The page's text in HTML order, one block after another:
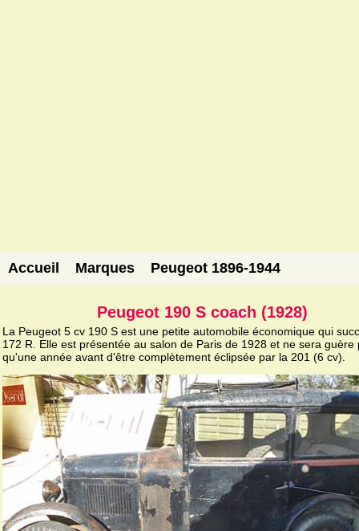
Accueil Marques Peugeot 1896-1944
Peugeot 190 S coach (1928)
La Peugeot 5 cv 190 S est une petite automobile économique qui
172 R. Elle est présentée au salon de Paris de 1928 et ne sera guère
qu'une année avant d'être complètement éclipsée par la 201 (6 cv).